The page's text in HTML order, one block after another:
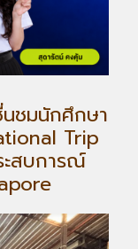
ชมนักศึกษา
Trip
ะสบการณ์